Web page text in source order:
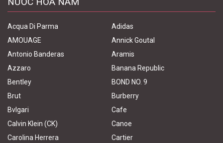
Acqua Di Parma
Adidas
AMOUAGE
Annick Goutal
Antonio Banderas
Aramis
Azzaro
Banana Republic
Bentley
BOND NO. 9
Brut
Burberry
Bvlgari
Cafe
Calvin Klein (CK)
Canoe
Carolina Herrera
Cartier